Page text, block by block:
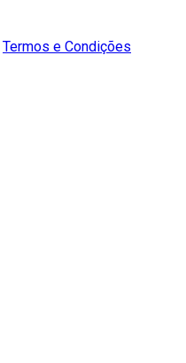
Termos e Condições